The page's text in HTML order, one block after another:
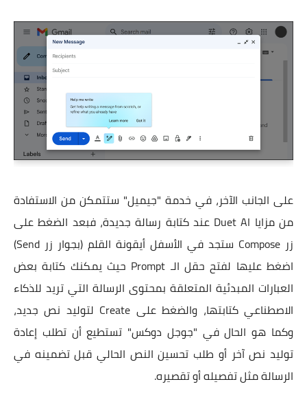
على الجانب الآخر، في خدمة "جيميل" ستتمكن من الاستفادة
من مزايا Duet AI عند كتابة رسالة جديدة، فبعد الضغط على
زر Compose ستجد في الأسفل أيقونة القلم (بجوار زر Send)
اضغط عليها لفتح حقل الـ Prompt حيث يمكنك كتابة بعض
العبارات المبدئية المتعلقة بمحتوى الرسالة التي تريد للذكاء
الاصطناعي كتابتها، والضغط على Create لتوليد نص جديد،
وكما هو الحال في "جوجل دوكس" تستطيع أن تطلب إعادة
توليد نص آخر أو طلب تحسين النص الحالي قبل تضمينه في
الرسالة مثل تفصيله أو تقصيره.